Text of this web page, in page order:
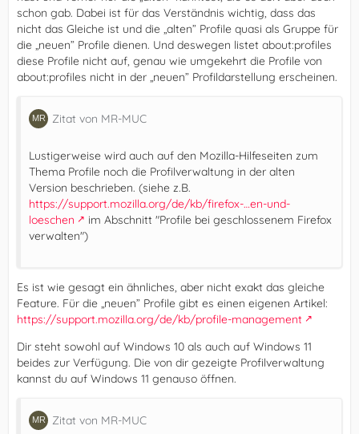
schon gab. Dabei ist für das Verständnis wichtig, dass das
nicht das Gleiche ist und die „alten” Profile quasi als Gruppe für
die „neuen” Profile dienen. Und deswegen listet about:profiles
diese Profile nicht auf, genau wie umgekehrt die Profile von
about:profiles nicht in der „neuen” Profildarstellung erscheinen.
Zitat von MR-MUC
Lustigerweise wird auch auf den Mozilla-Hilfeseiten zum
Thema Profile noch die Profilverwaltung in der alten
Version beschrieben. (siehe z.B.
https://support.mozilla.org/de/kb/firefox-…en-und-
loeschen
im Abschnitt "Profile bei geschlossenem Firefox
verwalten")
Es ist wie gesagt ein ähnliches, aber nicht exakt das gleiche
Feature. Für die „neuen” Profile gibt es einen eigenen Artikel:
https://support.mozilla.org/de/kb/profile-management
Dir steht sowohl auf Windows 10 als auch auf Windows 11
beides zur Verfügung. Die von dir gezeigte Profilverwaltung
kannst du auf Windows 11 genauso öffnen.
Zitat von MR-MUC